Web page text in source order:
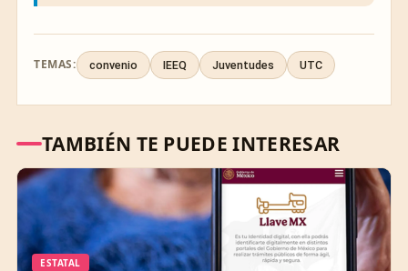
TEMAS: convenio IEEQ Juventudes UTC
TAMBIÉN TE PUEDE INTERESAR
ESTATAL